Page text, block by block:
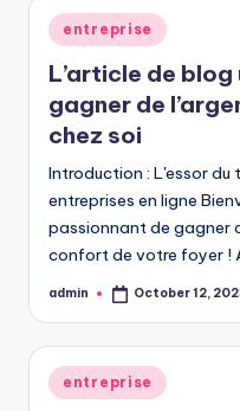
Posted
in
entreprise
L’article de
gagner de
chez soi
Introduction : L'essor
entreprises en ligne
passionnant de gagner
confort de votre foyer !
Posted
admin October 12,
Posted
in
entreprise